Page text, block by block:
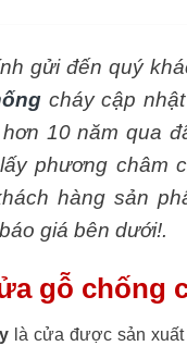
gửi đến quý
cháy cập
10 năm qua
phương châm
hàng sản
giá bên dưới!.
gỗ chống
là cửa được sản